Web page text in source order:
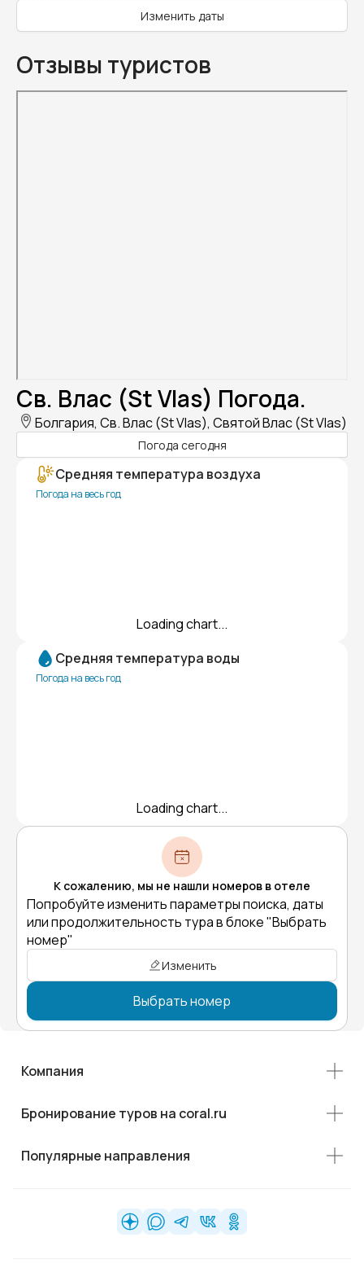
Изменить даты
Отзывы туристов
Св. Влас (St Vlas) Погода.
Болгария, Св. Влас (St Vlas), Святой Влас (St Vlas)
Погода сегодня
Средняя температура воздуха
Погода на весь год
Loading chart...
Средняя температура воды
Погода на весь год
Loading chart...
К сожалению, мы не нашли номеров в отеле
Попробуйте изменить параметры поиска, даты
или продолжительность тура в блоке "Выбрать
номер"
Изменить
Выбрать номер
Компания
Бронирование туров на coral.ru
Популярные направления